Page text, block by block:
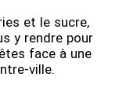
et le sucre,
y rendre pour
face à une
ville.